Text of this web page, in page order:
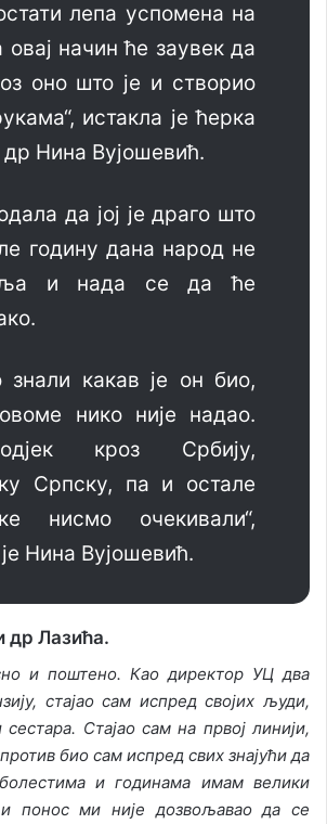
лепа успомена на
начин ће заувек да
оно што је и створио
истакла је ћерка
Нина Вујошевић.
да јој је драго што
годину дана народ не
и нада се да ће
какав је он био,
нико није надао.
кроз Србију,
Српску, па и остале
нисмо очекивали“,
Нина Вујошевић.
др Лазића.
и поштено. Као директор УЦ два
стајао сам испред својих људи,
Стајао сам на првој линији,
био сам испред свих знајући да
и годинама имам велики
понос ми није дозвољавао да се